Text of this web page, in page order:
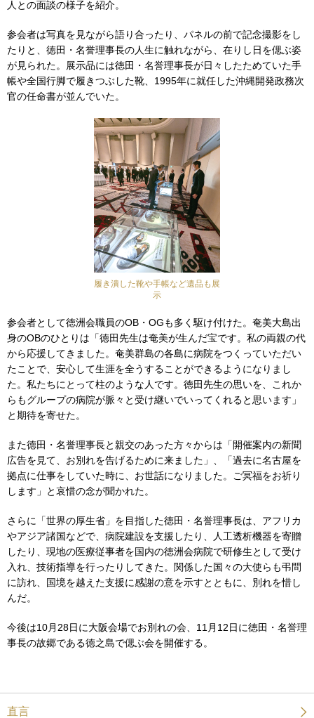
人との面談の様子を紹介。
参会者は写真を見ながら語り合ったり、パネルの前で記念撮影をし
たりと、徳田・名誉理事長の人生に触れながら、在りし日を偲ぶ姿
が見られた。展示品には徳田・名誉理事長が日々したためていた手
帳や全国行脚で履きつぶした靴、1995年に就任した沖縄開発政務次
官の任命書が並んでいた。
履き潰した靴や手帳など遺品も展
示
参会者として徳洲会職員のOB・OGも多く駆け付けた。奄美大島出
身のOBのひとりは「徳田先生は奄美が生んだ宝です。私の両親の代
から応援してきました。奄美群島の各島に病院をつくっていただい
たことで、安心して生涯を全うすることができるようになりまし
た。私たちにとって柱のような人です。徳田先生の思いを、これか
らもグループの病院が脈々と受け継いでいってくれると思います」
と期待を寄せた。
また徳田・名誉理事長と親交のあった方々からは「開催案内の新聞
広告を見て、お別れを告げるために来ました」、「過去に名古屋を
拠点に仕事をしていた時に、お世話になりました。ご冥福をお祈り
します」と哀惜の念が聞かれた。
さらに「世界の厚生省」を目指した徳田・名誉理事長は、アフリカ
やアジア諸国などで、病院建設を支援したり、人工透析機器を寄贈
したり、現地の医療従事者を国内の徳洲会病院で研修生として受け
入れ、技術指導を行ったりしてきた。関係した国々の大使らも弔問
に訪れ、国境を越えた支援に感謝の意を示すとともに、別れを惜し
んだ。
今後は10月28日に大阪会場でお別れの会、11月12日に徳田・名誉理
事長の故郷である徳之島で偲ぶ会を開催する。
直言